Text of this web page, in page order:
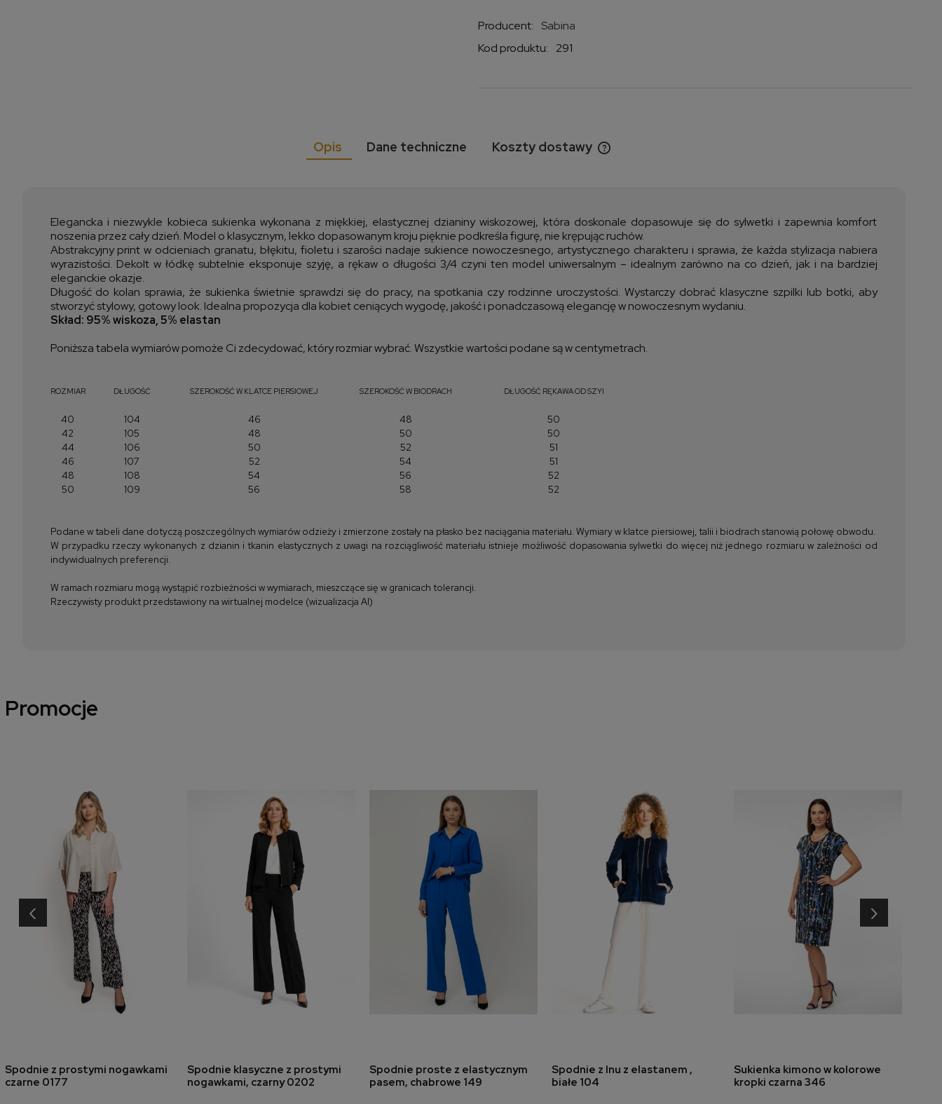
Producent:
Sabina
Kod produktu:
291
Opis Dane techniczne Koszty dostawy
Elegancka i niezwykle kobieca sukienka wykonana z miękkiej, elastycznej dzianiny wiskozowej, która doskonale dopasowuje się do sylwetki i zapewnia komfort
noszenia przez cały dzień. Model o klasycznym, lekko dopasowanym kroju pięknie podkreśla figurę, nie krępując ruchów.
Abstrakcyjny print w odcieniach granatu, błękitu, fioletu i szarości nadaje sukience nowoczesnego, artystycznego charakteru i sprawia, że każda stylizacja nabiera
wyrazistości. Dekolt w łódkę subtelnie eksponuje szyję, a rękaw o długości 3/4 czyni ten model uniwersalnym – idealnym zarówno na co dzień, jak i na bardziej
eleganckie okazje.
Długość do kolan sprawia, że sukienka świetnie sprawdzi się do pracy, na spotkania czy rodzinne uroczystości. Wystarczy dobrać klasyczne szpilki lub botki, aby
stworzyć stylowy, gotowy look. Idealna propozycja dla kobiet ceniących wygodę, jakość i ponadczasową elegancję w nowoczesnym wydaniu.
Skład: 95% wiskoza, 5% elastan
Poniższa tabela wymiarów pomoże Ci zdecydować, który rozmiar wybrać. Wszystkie wartości podane są w centymetrach.
ROZMIAR DŁUGOŚĆ SZEROKOŚĆ W KLATCE PIERSIOWEJ SZEROKOŚĆ W BIODRACH DŁUGOŚĆ RĘKAWA OD SZYI
40 104 46 48
50
42
105 48 50
50
44
106 50 52
51
46
107 52 54
51
48
108 54 56
52
50
109 56 58 52
Podane w tabeli dane dotyczą poszczególnych wymiarów odzieży i zmierzone zostały na płasko bez naciągania materiału. Wymiary w klatce piersiowej, talii i biodrach stanowią połowę obwodu.
W przypadku rzeczy wykonanych z dzianin i tkanin elastycznych z uwagi na rozciągliwość materiału istnieje możliwość dopasowania sylwetki do więcej niż jednego rozmiaru w zależności od
indywidualnych preferencji.
W ramach rozmiaru mogą wystąpić rozbieżności w wymiarach, mieszczące się w granicach tolerancji.
Rzeczywisty produkt przedstawiony na wirtualnej modelce (wizualizacja AI)
Promocje
dodaj do koszyka
Spodnie z prostymi nogawkami
czarne 0177
dodaj do koszyka
Spodnie klasyczne z prostymi
nogawkami, czarny 0202
dodaj do koszyka
Spodnie proste z elastycznym
pasem, chabrowe 149
dodaj do koszyka
Spodnie z lnu z elastanem ,
białe 104
dodaj do koszyka
Sukienka kimono w kolorowe
kropki czarna 346
‹ ›